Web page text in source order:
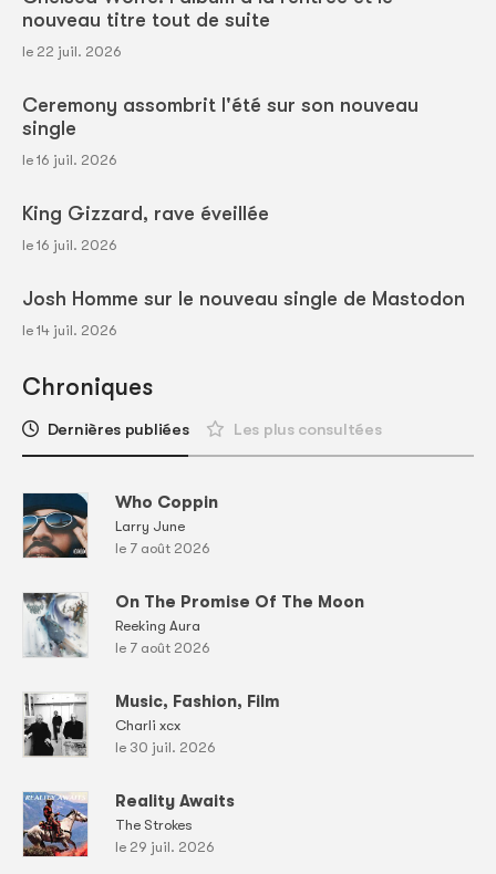
nouveau titre tout de suite
le 22 juil. 2026
Ceremony assombrit l'été sur son nouveau
single
le 16 juil. 2026
King Gizzard, rave éveillée
le 16 juil. 2026
Josh Homme sur le nouveau single de Mastodon
le 14 juil. 2026
Chroniques
Dernières publiées Les plus consultées
Who Coppin
Larry June
le 7 août 2026
On The Promise Of The Moon
Reeking Aura
le 7 août 2026
Music, Fashion, Film
Charli xcx
le 30 juil. 2026
Reality Awaits
The Strokes
le 29 juil. 2026